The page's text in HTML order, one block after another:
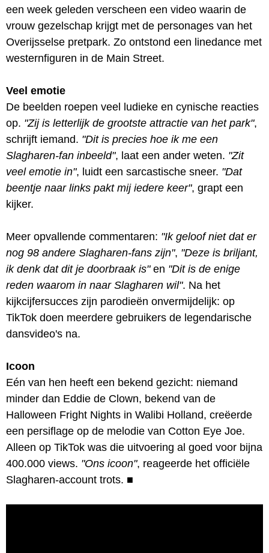
een week geleden verscheen een video waarin de
vrouw gezelschap krijgt met de personages van het
Overijsselse pretpark. Zo ontstond een linedance met
westernfiguren in de Main Street.
Veel emotie
De beelden roepen veel ludieke en cynische reacties
op. "Zij is letterlijk de grootste attractie van het park",
schrijft iemand. "Dit is precies hoe ik me een
Slagharen-fan inbeeld", laat een ander weten. "Zit
veel emotie in", luidt een sarcastische sneer. "Dat
beentje naar links pakt mij iedere keer", grapt een
kijker.
Meer opvallende commentaren: "Ik geloof niet dat er
nog 98 andere Slagharen-fans zijn", "Deze is briljant,
ik denk dat dit je doorbraak is"en "Dit is de enige
reden waarom in naar Slagharen wil". Na het
kijkcijfersucces zijn parodieën onvermijdelijk: op
TikTok doen meerdere gebruikers de legendarische
dansvideo's na.
Icoon
Eén van hen heeft een bekend gezicht: niemand
minder dan Eddie de Clown, bekend van de
Halloween Fright Nights in Walibi Holland, creëerde
een persiflage op de melodie van Cotton Eye Joe.
Alleen op TikTok was die uitvoering al goed voor bijna
400.000 views. "Ons icoon", reageerde het officiële
Slagharen-account trots. ■